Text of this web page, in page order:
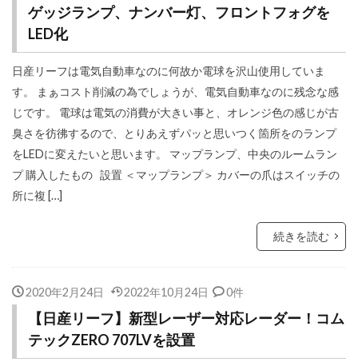
ゲッジランプ、ナンバー灯、フロントフォグを
LED化
日産リーフは電気自動車なのに何故か電球を沢山使用していま
す。 まぁコスト削減の為でしょうが、電気自動車なのに残念な感
じです。 電球は電気の消費が大きい事と、オレンジ色の感じが古
臭さを彷彿するので、とりあえずパッと思いつく箇所をのランプ
をLEDに変えたいと思います。 マップランプ、中央のルームラン
プ 購入したもの 設置 ＜マップランプ＞ カバーの爪はスイッチの
所に複 […]
続きを読む
2020年2月24日 2022年10月24日 0件
【日産リーフ】新型レーザー対応レーダー！コム
テックZERO 707LVを設置